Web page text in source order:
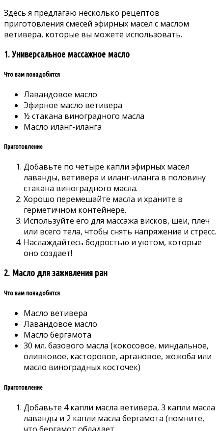
Здесь я предлагаю несколько рецептов
приготовления смесей эфирных масел с маслом
ветивера, которые вы можете использовать.
1. Универсальное массажное масло
Что вам понадобится
Лавандовое масло
Эфирное масло ветивера
½ стакана виноградного масла
Масло иланг-иланга
Приготовление
Добавьте по четыре капли эфирных масел
лаванды, ветивера и иланг-иланга в половину
стакана виноградного масла.
Хорошо перемешайте масла и храните в
герметичном контейнере.
Используйте его для массажа висков, шеи, плеч
или всего тела, чтобы снять напряжение и стресс.
Наслаждайтесь бодростью и уютом, которые
оно создает!
2. Масло для заживления ран
Что вам понадобится
Масло ветивера
Лавандовое масло
Масло бергамота
30 мл. базового масла (кокосовое, миндальное,
оливковое, касторовое, аргановое, жожоба или
масло виноградных косточек)
Приготовление
Добавьте 4 капли масла ветивера, 3 капли масла
лаванды и 2 капли масла бергамота (помните,